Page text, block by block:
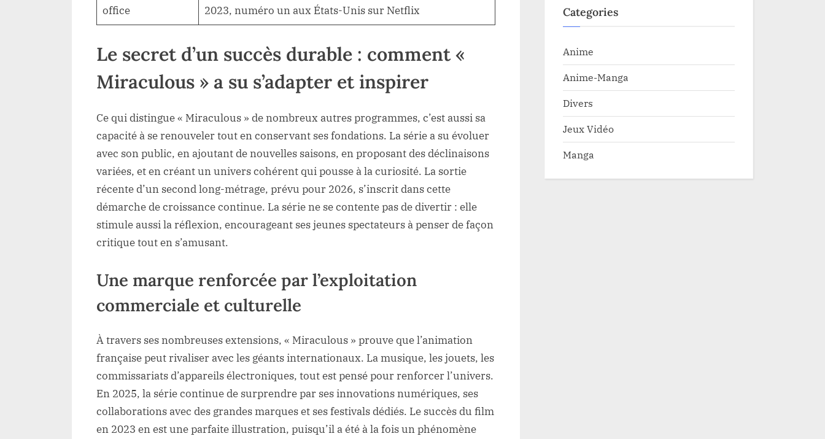
office
2023, numéro un aux États-Unis sur Netflix
Le secret d’un succès durable : comment «
Miraculous » a su s’adapter et inspirer
Ce qui distingue « Miraculous » de nombreux autres programmes, c’est aussi sa
capacité à se renouveler tout en conservant ses fondations. La série a su évoluer
avec son public, en ajoutant de nouvelles saisons, en proposant des déclinaisons
variées, et en créant un univers cohérent qui pousse à la curiosité. La sortie
récente d’un second long-métrage, prévu pour 2026, s’inscrit dans cette
démarche de croissance continue. La série ne se contente pas de divertir : elle
stimule aussi la réflexion, encourageant ses jeunes spectateurs à penser de façon
critique tout en s’amusant.
Une marque renforcée par l’exploitation
commerciale et culturelle
À travers ses nombreuses extensions, « Miraculous » prouve que l’animation
française peut rivaliser avec les géants internationaux. La musique, les jouets, les
commissariats d’appareils électroniques, tout est pensé pour renforcer l’univers.
En 2025, la série continue de surprendre par ses innovations numériques, ses
collaborations avec des grandes marques et ses festivals dédiés. Le succès du film
en 2023 en est une parfaite illustration, puisqu’il a été à la fois un phénomène
Categories
Anime
Anime-Manga
Divers
Jeux Vidéo
Manga